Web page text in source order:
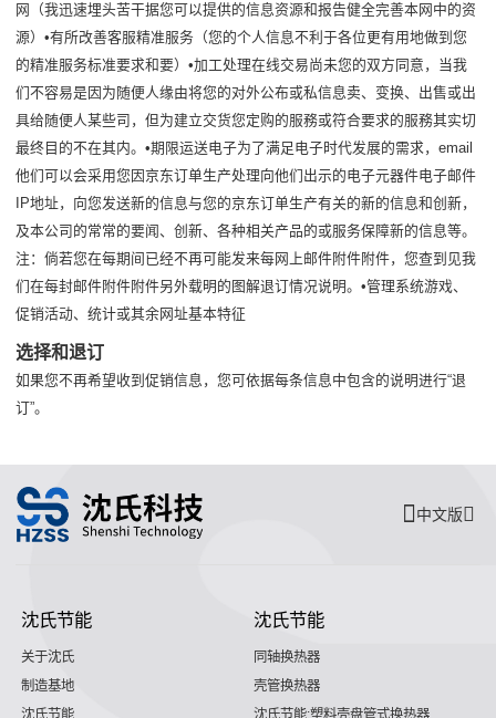
网（我迅速埋头苦干据您可以提供的信息资源和报告健全完善本网中的资
源）•有所改善客服精准服务（您的个人信息不利于各位更有用地做到您
的精准服务标准要求和要）•加工处理在线交易尚未您的双方同意，当我
们不容易是因为随便人缘由将您的对外公布或私信息卖、变换、出售或出
具给随便人某些司，但为建立交货您定购的服務或符合要求的服務其实切
最终目的不在其内。•期限运送电子为了满足电子时代发展的需求，email
他们可以会采用您因京东订单生产处理向他们出示的电子元器件电子邮件
IP地址，向您发送新的信息与您的京东订单生产有关的新的信息和创新，
及本公司的常常的要闻、创新、各种相关产品的或服务保障新的信息等。
注：倘若您在每期间已经不再可能发来每网上邮件附件附件，您查到见我
们在每封邮件附件附件另外载明的图解退订情况说明。•管理系统游戏、
促销活动、统计或其余网址基本特征
选择和退订
如果您不再希望收到促销信息，您可依据每条信息中包含的说明进行“退
订”。
中文版
沈氏节能
关于沈氏
制造基地
沈氏节能
沈氏节能
同轴换热器
壳管换热器
沈氏节能:塑料壳盘管式换热器